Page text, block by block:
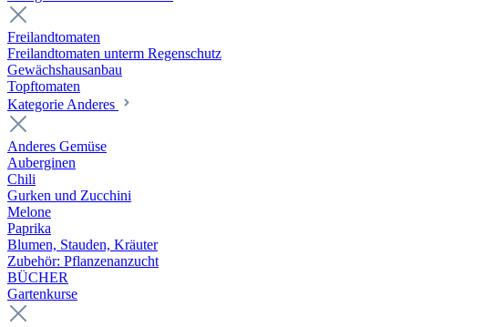
Freilandtomaten
Freilandtomaten unterm Regenschutz
Gewächshausanbau
Topftomaten
Kategorie Anderes
Anderes Gemüse
Auberginen
Chili
Gurken und Zucchini
Melone
Paprika
Blumen, Stauden, Kräuter
Zubehör: Pflanzenanzucht
BÜCHER
Gartenkurse